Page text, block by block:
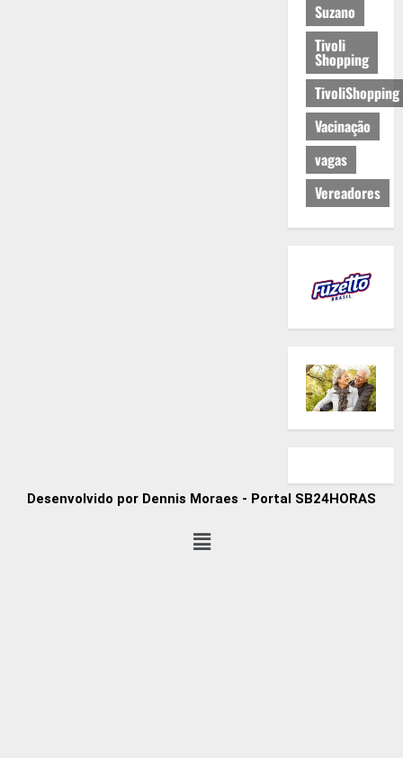
Suzano
Tivoli
Shopping
TivoliShopping
Vacinação
vagas
Vereadores
Desenvolvido por Dennis Moraes - Portal SB24HORAS